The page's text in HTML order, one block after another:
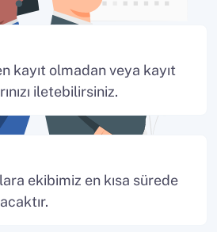
kayıt olmadan veya kayıt
iletebilirsiniz.
ekibimiz en kısa sürede